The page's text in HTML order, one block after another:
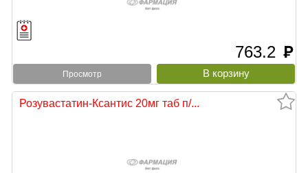
763.2 руб
Просмотр
Розувастатин-Ксантис 20мг таб п/...